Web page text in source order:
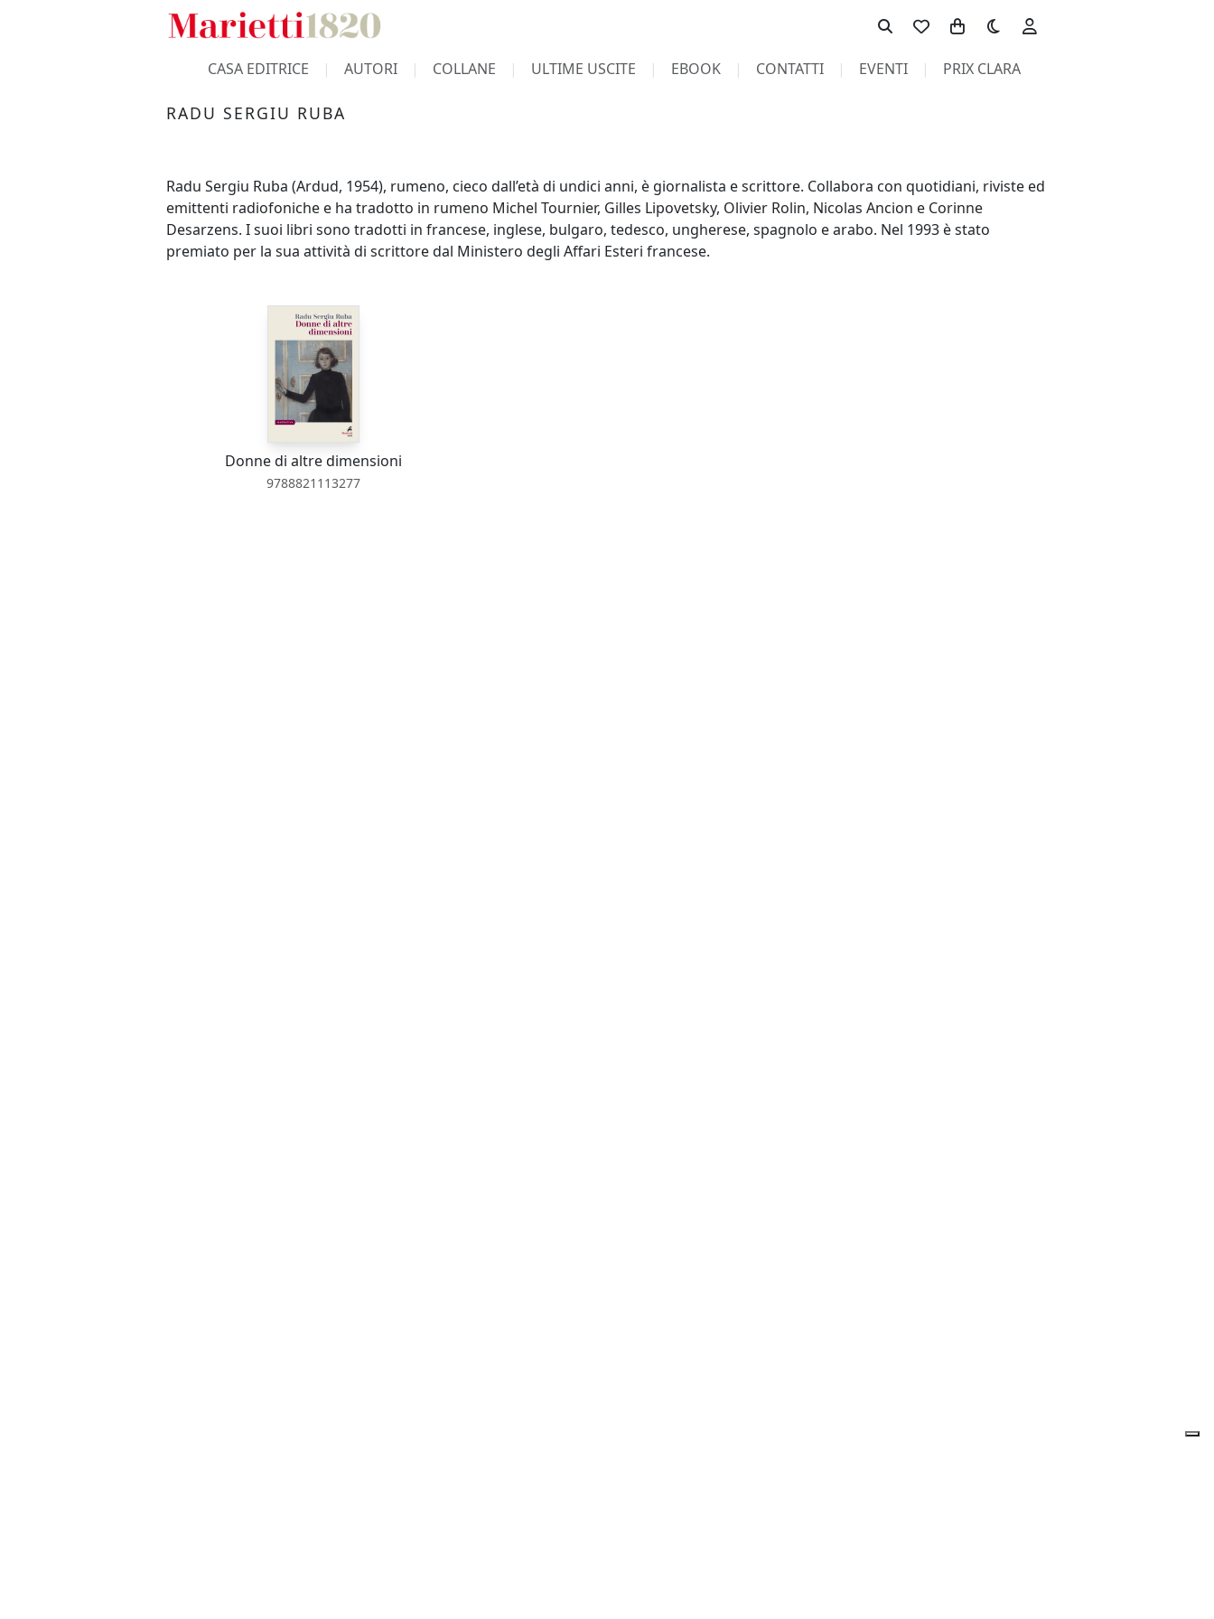
Toggle theme
CASA EDITRICE AUTORI COLLANE ULTIME USCITE EBOOK CONTATTI EVENTI PRIX CLARA
RADU SERGIU RUBA
Radu Sergiu Ruba (Ardud, 1954), rumeno, cieco dall’età di undici anni, è giornalista e scrittore. Collabora con quotidiani, riviste ed
emittenti radiofoniche e ha tradotto in rumeno Michel Tournier, Gilles Lipovetsky, Olivier Rolin, Nicolas Ancion e Corinne
Desarzens. I suoi libri sono tradotti in francese, inglese, bulgaro, tedesco, ungherese, spagnolo e arabo. Nel 1993 è stato
premiato per la sua attività di scrittore dal Ministero degli Affari Esteri francese.
Donne di altre dimensioni
9788821113277